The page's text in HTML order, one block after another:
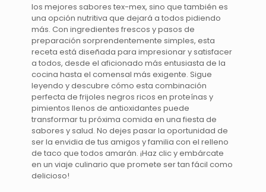
los mejores sabores tex-mex, sino que también es
una opción nutritiva que dejará a todos pidiendo
más. Con ingredientes frescos y pasos de
preparación sorprendentemente simples, esta
receta está diseñada para impresionar y satisfacer
a todos, desde el aficionado más entusiasta de la
cocina hasta el comensal más exigente. Sigue
leyendo y descubre cómo esta combinación
perfecta de frijoles negros ricos en proteínas y
pimientos llenos de antioxidantes puede
transformar tu próxima comida en una fiesta de
sabores y salud. No dejes pasar la oportunidad de
ser la envidia de tus amigos y familia con el relleno
de taco que todos amarán. ¡Haz clic y embárcate
en un viaje culinario que promete ser tan fácil como
delicioso!